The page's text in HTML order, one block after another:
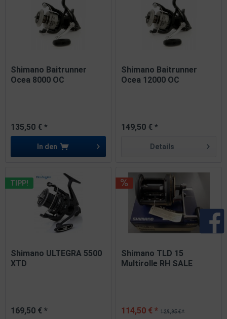
Shimano Baitrunner
Ocea 8000 OC
135,50 € *
In den
Shimano Baitrunner
Ocea 12000 OC
149,50 € *
Details
TIPP!
Shimano ULTEGRA 5500
XTD
169,50 € *
Shimano TLD 15
Multirolle RH SALE
129,95 € *
114,50 € *